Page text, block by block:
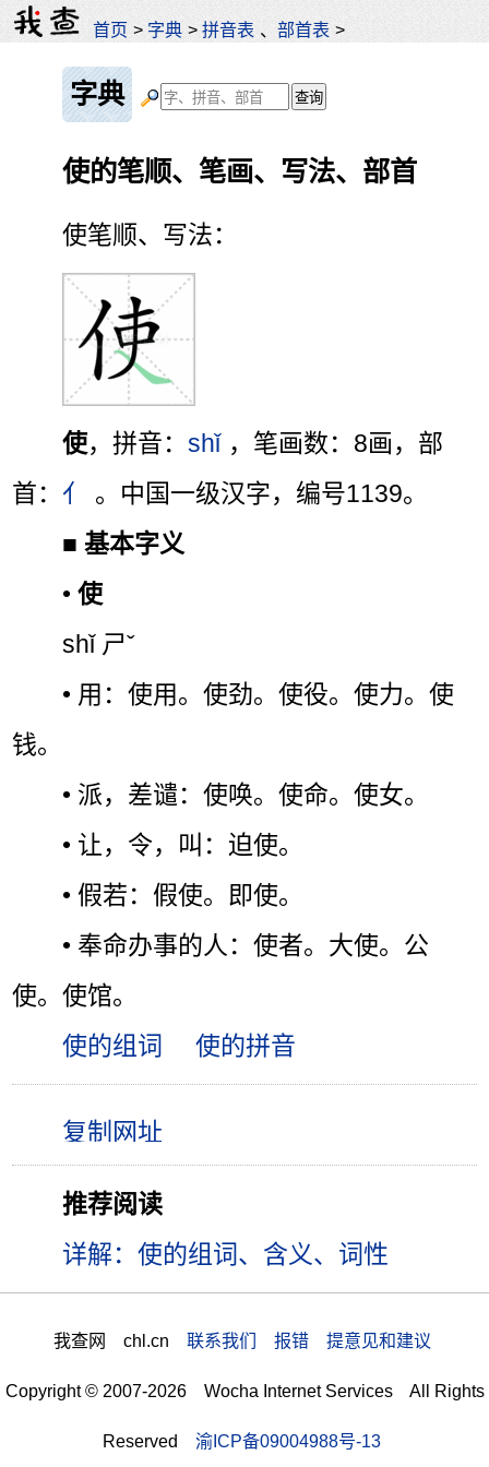
首页 > 字典 >拼音表 、部首表 >
字典
使的笔顺、笔画、写法、部首
使笔顺、写法：
使，拼音：shǐ ，笔画数：8画，部
首： 亻
。中国一级汉字，编号1139。
■基本字义
•使
shǐ ㄕˇ
• 用：使用。使劲。使役。使力。使
钱。
• 派，差谴：使唤。使命。使女。
• 让，令，叫：迫使。
• 假若：假使。即使。
• 奉命办事的人：使者。大使。公
使。使馆。
使的组词
使的拼音
推荐阅读
详解：使的组词、含义、词性
我查网 chl.cn 联系我们 报错 提意见和建议
Copyright © 2007-2026 Wocha Internet Services All Rights
Reserved 渝ICP备09004988号-13